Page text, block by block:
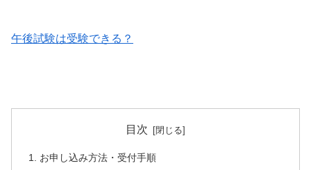
午後試験は受験できる？
目次
お申し込み方法・受付手順